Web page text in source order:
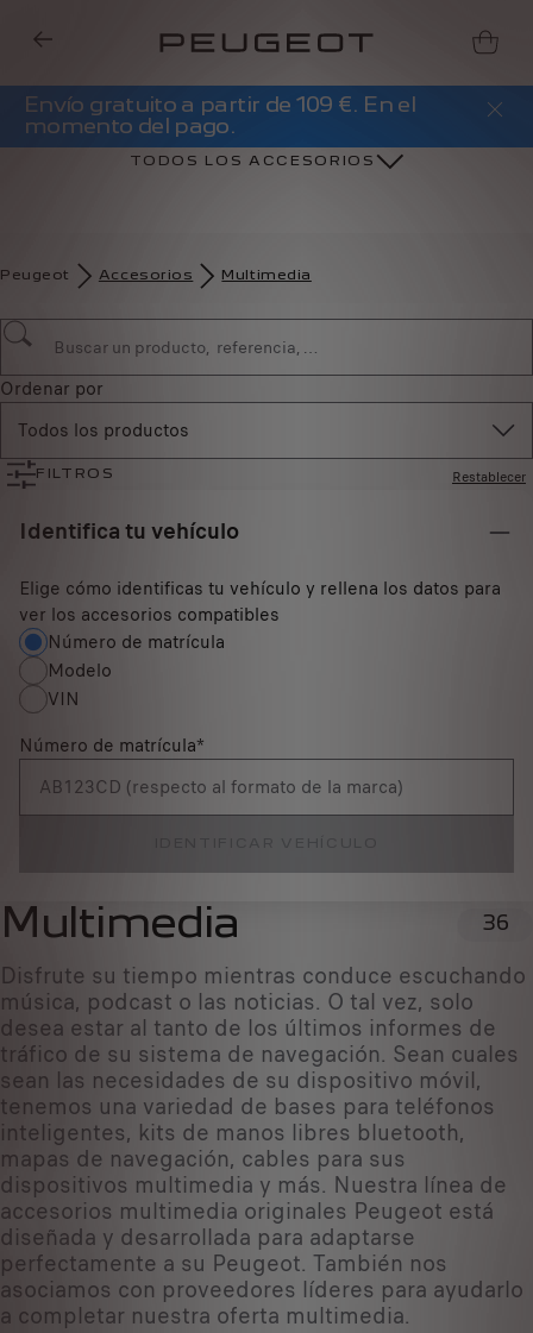
Envío gratuito a partir de 109 €. En el
momento del pago.
TODOS LOS ACCESORIOS
Peugeot Accesorios Multimedia
Ordenar por
Todos los productos
FILTROS Restablecer
Identifica tu vehículo
Elige cómo identificas tu vehículo y rellena los datos para
ver los accesorios compatibles
Número de matrícula
Modelo
VIN
Número de matrícula*
Multimedia 36
Disfrute su tiempo mientras conduce escuchando
música, podcast o las noticias. O tal vez, solo
desea estar al tanto de los últimos informes de
tráfico de su sistema de navegación. Sean cuales
sean las necesidades de su dispositivo móvil,
tenemos una variedad de bases para teléfonos
inteligentes, kits de manos libres bluetooth,
mapas de navegación, cables para sus
dispositivos multimedia y más. Nuestra línea de
accesorios multimedia originales Peugeot está
diseñada y desarrollada para adaptarse
perfectamente a su Peugeot. También nos
asociamos con proveedores líderes para ayudarlo
a completar nuestra oferta multimedia.